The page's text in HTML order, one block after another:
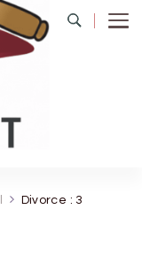
Divorce : 3